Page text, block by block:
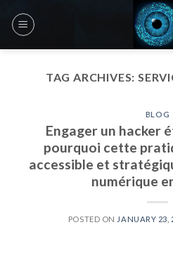
TAG ARCHIVES:
BLOG
Engager un hacker
pourquoi cette
accessible et
numérique
POSTED ON JANUARY 23,